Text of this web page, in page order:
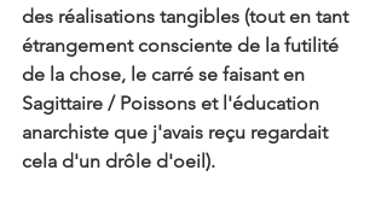
des réalisations tangibles (tout en tant
étrangement consciente de la futilité
de la chose, le carré se faisant en
Sagittaire / Poissons et l'éducation
anarchiste que j'avais reçu regardait
cela d'un drôle d'oeil).